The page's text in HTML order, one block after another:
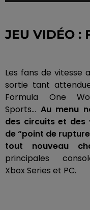
JEU VIDÉO :
Les fans de vitesse
sortie tant
Formula One
Sports… Au menu
des circuits et des
de “point de
tout nouveau
principales
Xbox Series et PC.